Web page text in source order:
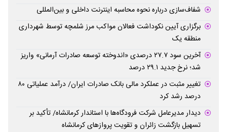
شفاف‌سازی درباره نحوه محاسبه اینترنت داخلی و بین‌المللی
برگزاری آیین نکوداشت فعالان مواکب مرز شلمچه توسط شهرداری
منطقه یک
آخرین سود ۲۷.۷ درصدی «اندوخته توسعه صادرات آرمانی» واریز
شد؛ نرخ جدید ۲۹.۱ درصد
تغییر مثبت در عملکرد مالی بانک صادرات ایران/ درآمد عملیاتی ۸۰
درصد رشد کرد
دیدار مدیرعامل شرکت فرودگاه‌ها با استاندار کرمانشاه/ تأکید بر
تسهیل بازگشت زائران و تقویت پروازهای کرمانشاه